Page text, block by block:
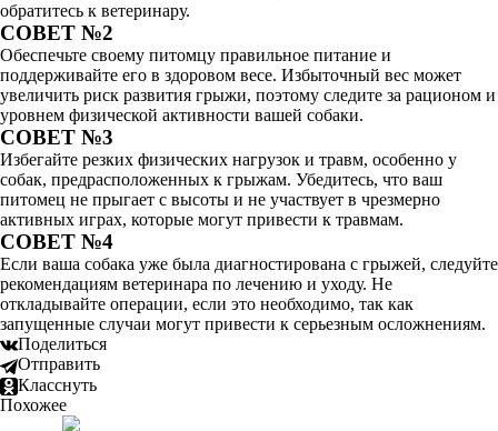
обратитесь к ветеринару.
СОВЕТ №2
Обеспечьте своему питомцу правильное питание и
поддерживайте его в здоровом весе. Избыточный вес может
увеличить риск развития грыжи, поэтому следите за рационом и
уровнем физической активности вашей собаки.
СОВЕТ №3
Избегайте резких физических нагрузок и травм, особенно у
собак, предрасположенных к грыжам. Убедитесь, что ваш
питомец не прыгает с высоты и не участвует в чрезмерно
активных играх, которые могут привести к травмам.
СОВЕТ №4
Если ваша собака уже была диагностирована с грыжей, следуйте
рекомендациям ветеринара по лечению и уходу. Не
откладывайте операции, если это необходимо, так как
запущенные случаи могут привести к серьезным осложнениям.
Поделиться
Отправить
Класснуть
Похожее